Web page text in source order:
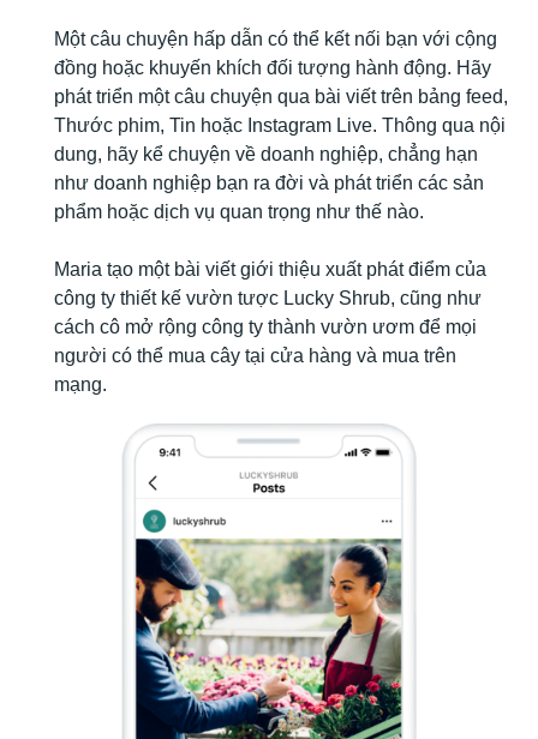
Một câu chuyện hấp dẫn có thể kết nối bạn với cộng
đồng hoặc khuyến khích đối tượng hành động. Hãy
phát triển một câu chuyện qua bài viết trên bảng feed,
Thước phim, Tin hoặc Instagram Live. Thông qua nội
dung, hãy kể chuyện về doanh nghiệp, chẳng hạn
như doanh nghiệp bạn ra đời và phát triển các sản
phẩm hoặc dịch vụ quan trọng như thế nào.
Maria tạo một bài viết giới thiệu xuất phát điểm của
công ty thiết kế vườn tược Lucky Shrub, cũng như
cách cô mở rộng công ty thành vườn ươm để mọi
người có thể mua cây tại cửa hàng và mua trên
mạng.